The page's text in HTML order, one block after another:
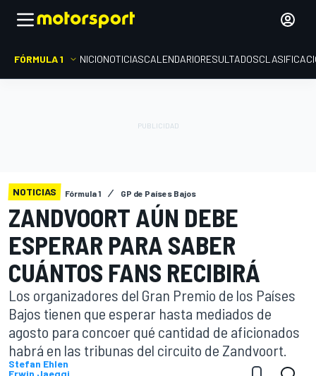
FÓRMULA 1 INICIONOTICIASCALENDARIORESULTADOS
NOTICIAS Fórmula 1 GP de Países Bajos
ZANDVOORT AÚN DEBE
ESPERAR PARA SABER
CUÁNTOS FANS RECIBIRÁ
Los organizadores del Gran Premio de los Países
Bajos tienen que esperar hasta mediados de
agosto para concoer qué cantidad de aficionados
habrá en las tribunas del circuito de Zandvoort.
Stefan Ehlen
Erwin Jaeggi